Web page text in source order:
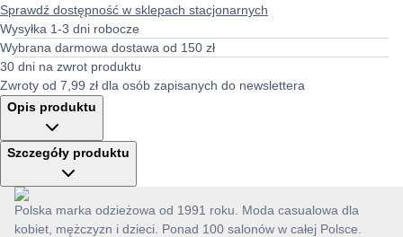
Sprawdź dostępność w sklepach stacjonarnych
Wysyłka 1-3 dni robocze
Wybrana darmowa dostawa od 150 zł
30 dni na zwrot produktu
Zwroty od 7,99 zł dla osób zapisanych do newslettera
Opis produktu
Szczegóły produktu
Polska marka odzieżowa od 1991 roku. Moda casualowa dla
kobiet, mężczyzn i dzieci. Ponad 100 salonów w całej Polsce.